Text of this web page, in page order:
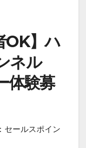
OK】ハ
ネル
体験募
セールスポイン